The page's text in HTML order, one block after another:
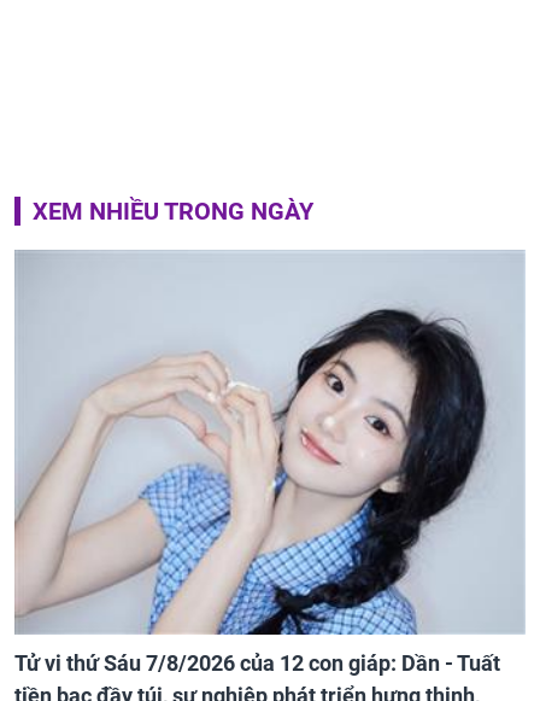
XEM NHIỀU TRONG NGÀY
Tử vi thứ Sáu 7/8/2026 của 12 con giáp: Dần - Tuất
tiền bạc đầy túi, sự nghiệp phát triển hưng thịnh,